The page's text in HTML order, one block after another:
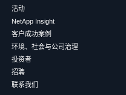
活动
NetApp Insight
客户成功案例
环境、社会与公司治理
投资者
招聘
联系我们